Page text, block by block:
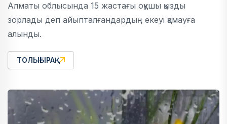
Алматы облысында 15 жастағы оқушы қызды
зорлады деп айыпталғандардың екеуі қамауға
алынды.
ТОЛЫҒЫРАҚ